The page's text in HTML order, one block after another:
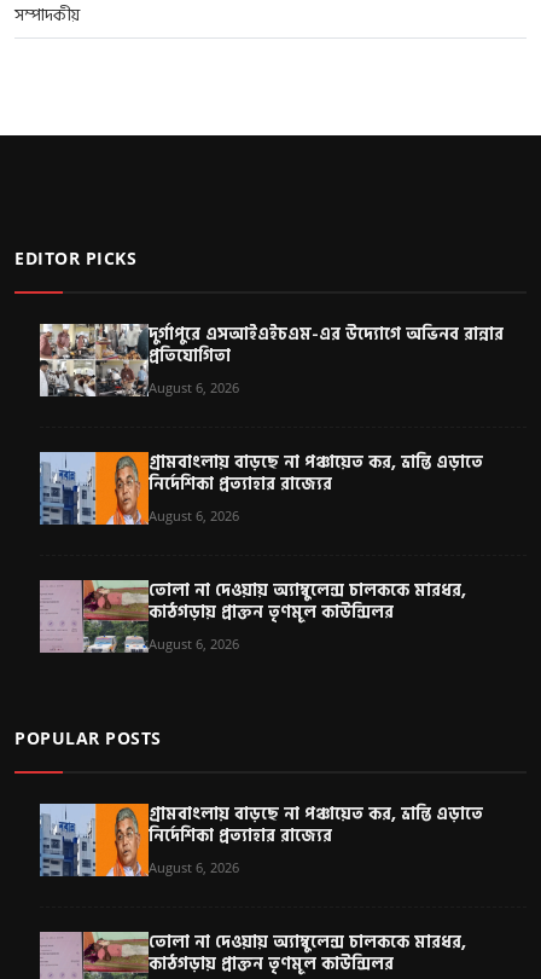
সম্পাদকীয়
EDITOR PICKS
দুর্গাপুরে এসআইএইচএম-এর উদ্যোগে অভিনব রান্নার
প্রতিযোগিতা
August 6, 2026
গ্রামবাংলায় বাড়ছে না পঞ্চায়েত কর, ভ্রান্তি এড়াতে
নির্দেশিকা প্রত্যাহার রাজ্যের
August 6, 2026
তোলা না দেওয়ায় অ্যাম্বুলেন্স চালককে মারধর,
কাঠগড়ায় প্রাক্তন তৃণমূল কাউন্সিলর
August 6, 2026
POPULAR POSTS
গ্রামবাংলায় বাড়ছে না পঞ্চায়েত কর, ভ্রান্তি এড়াতে
নির্দেশিকা প্রত্যাহার রাজ্যের
August 6, 2026
তোলা না দেওয়ায় অ্যাম্বুলেন্স চালককে মারধর,
কাঠগড়ায় প্রাক্তন তৃণমূল কাউন্সিলর